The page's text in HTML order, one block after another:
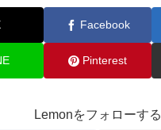
Facebook
Pinterest
Lemonをフォローする